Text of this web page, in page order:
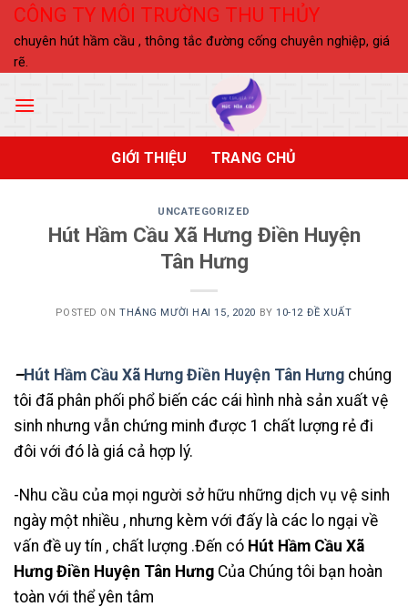
Skip
content
CÔNG TY MÔI TRƯỜNG THU THỦY
chuyên hút hầm cầu , thông tắc đường cống chuyên nghiệp, giá
rẽ.
GIỚI THIỆU TRANG CHỦ
UNCATEGORIZED
Hút Hầm Cầu Xã Hưng Điền Huyện
Tân Hưng
POSTED ONTHÁNG MƯỜI HAI 15, 2020 BY10-12 ĐỀ XUẤT
–Hút Hầm Cầu Xã Hưng Điền Huyện Tân Hưng chúng
tôi đã phân phối phổ biến các cái hình nhà sản xuất vệ
sinh nhưng vẫn chứng minh được 1 chất lượng rẻ đi
đôi với đó là giá cả hợp lý.
-Nhu cầu của mọi người sở hữu những dịch vụ vệ sinh
ngày một nhiều , nhưng kèm với đấy là các lo ngại về
vấn đề uy tín , chất lượng .Đến có Hút Hầm Cầu Xã
Hưng Điền Huyện Tân Hưng Của Chúng tôi bạn hoàn
toàn với thể yên tâm